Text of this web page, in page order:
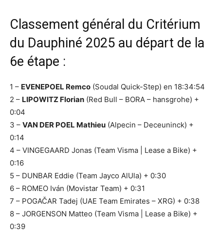
Classement général du Critérium
du Dauphiné 2025 au départ de la
6e étape :
1 – EVENEPOEL Remco (Soudal Quick-Step) en 18:34:54
2 – LIPOWITZ Florian (Red Bull – BORA – hansgrohe) +
0:04
3 – VAN DER POEL Mathieu (Alpecin – Deceuninck) +
0:14
4 – VINGEGAARD Jonas (Team Visma | Lease a Bike) +
0:16
5 – DUNBAR Eddie (Team Jayco AlUla) + 0:30
6 – ROMEO Iván (Movistar Team) + 0:31
7 – POGAČAR Tadej (UAE Team Emirates – XRG) + 0:38
8 – JORGENSON Matteo (Team Visma | Lease a Bike) +
0:39